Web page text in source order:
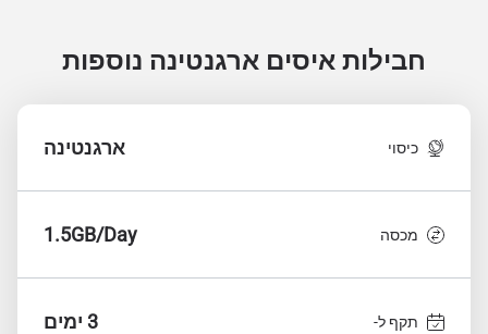
חבילות איסים ארגנטינה נוספות
כיסוי ארגנטינה
מכסה 1.5GB/Day
תקף ל- 3 ימים